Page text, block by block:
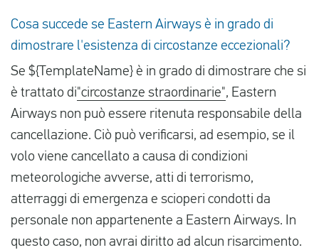
Cosa succede se Eastern Airways è in grado di
dimostrare l'esistenza di circostanze eccezionali?
Se ${TemplateName} è in grado di dimostrare che si
è trattato di"circostanze straordinarie", Eastern
Airways non può essere ritenuta responsabile della
cancellazione. Ciò può verificarsi, ad esempio, se il
volo viene cancellato a causa di condizioni
meteorologiche avverse, atti di terrorismo,
atterraggi di emergenza e scioperi condotti da
personale non appartenente a Eastern Airways. In
questo caso, non avrai diritto ad alcun risarcimento.